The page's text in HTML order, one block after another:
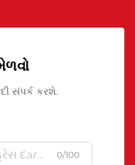
સંપર્ક કરશે.
0/100